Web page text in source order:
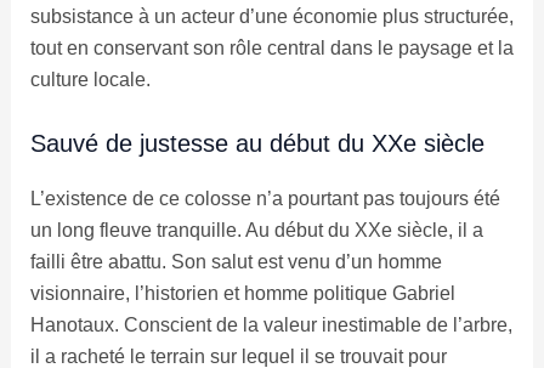
subsistance à un acteur d’une économie plus structurée,
tout en conservant son rôle central dans le paysage et la
culture locale.
Sauvé de justesse au début du XXe siècle
L’existence de ce colosse n’a pourtant pas toujours été
un long fleuve tranquille. Au début du XXe siècle, il a
failli être abattu. Son salut est venu d’un homme
visionnaire, l’historien et homme politique Gabriel
Hanotaux. Conscient de la valeur inestimable de l’arbre,
il a racheté le terrain sur lequel il se trouvait pour